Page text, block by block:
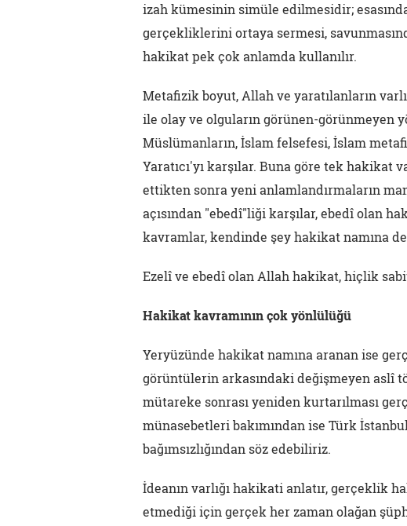
izah kümesinin simüle edilmesidir;
gerçekliklerini ortaya sermesi,
hakikat pek çok anlamda kullanılır.
Metafizik boyut, Allah ve yaratılanların
ile olay ve olguların görünen-görünmeyen
Müslümanların, İslam felsefesi, İslam
Yaratıcı'yı karşılar. Buna göre tek hakikat
ettikten sonra yeni anlamlandırmaların
açısından "ebedî"liği karşılar, ebedî olan
kavramlar, kendinde şey hakikat namına
Ezelî ve ebedî olan Allah hakikat, hiçlik
Hakikat kavramının çok yönlülüğü
Yeryüzünde hakikat namına aranan ise
görüntülerin arkasındaki değişmeyen aslî
mütareke sonrası yeniden kurtarılması
münasebetleri bakımından ise Türk
bağımsızlığından söz edebiliriz.
İdeanın varlığı hakikati anlatır, gerçeklik
etmediği için gerçek her zaman olağan